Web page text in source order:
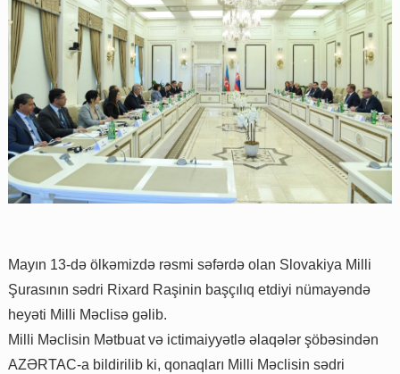
Mayın 13-də ölkəmizdə rəsmi səfərdə olan Slovakiya Milli
Şurasının sədri Rixard Raşinin başçılıq etdiyi nümayəndə
heyəti Milli Məclisə gəlib.
Milli Məclisin Mətbuat və ictimaiyyətlə əlaqələr şöbəsindən
AZƏRTAC-a bildirilib ki, qonaqları Milli Məclisin sədri